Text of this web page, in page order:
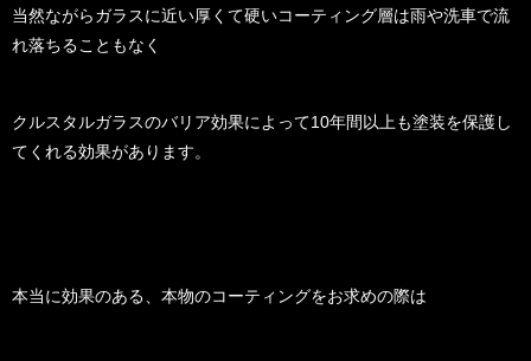
当然ながらガラスに近い厚くて硬いコーティング層は雨や洗車で流
れ落ちることもなく
クルスタルガラスのバリア効果によって10年間以上も塗装を保護し
てくれる効果があります。
本当に効果のある、本物のコーティングをお求めの際は